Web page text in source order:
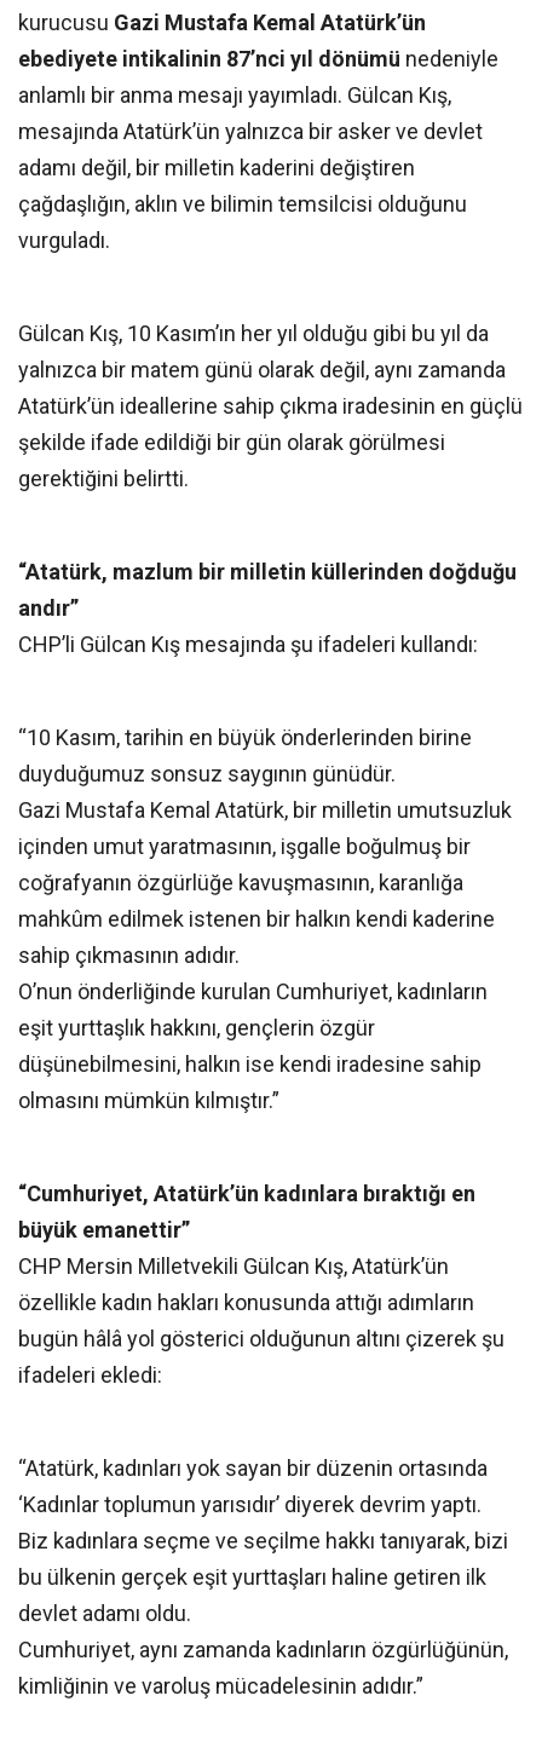
kurucusu Gazi Mustafa Kemal Atatürk’ün
ebediyete intikalinin 87’nci yıl dönümü nedeniyle
anlamlı bir anma mesajı yayımladı. Gülcan Kış,
mesajında Atatürk’ün yalnızca bir asker ve devlet
adamı değil, bir milletin kaderini değiştiren
çağdaşlığın, aklın ve bilimin temsilcisi olduğunu
vurguladı.
Gülcan Kış, 10 Kasım’ın her yıl olduğu gibi bu yıl da
yalnızca bir matem günü olarak değil, aynı zamanda
Atatürk’ün ideallerine sahip çıkma iradesinin en güçlü
şekilde ifade edildiği bir gün olarak görülmesi
gerektiğini belirtti.
“Atatürk, mazlum bir milletin küllerinden doğduğu
andır”
CHP’li Gülcan Kış mesajında şu ifadeleri kullandı:
“10 Kasım, tarihin en büyük önderlerinden birine
duyduğumuz sonsuz saygının günüdür.
Gazi Mustafa Kemal Atatürk, bir milletin umutsuzluk
içinden umut yaratmasının, işgalle boğulmuş bir
coğrafyanın özgürlüğe kavuşmasının, karanlığa
mahkûm edilmek istenen bir halkın kendi kaderine
sahip çıkmasının adıdır.
O’nun önderliğinde kurulan Cumhuriyet, kadınların
eşit yurttaşlık hakkını, gençlerin özgür
düşünebilmesini, halkın ise kendi iradesine sahip
olmasını mümkün kılmıştır.”
“Cumhuriyet, Atatürk’ün kadınlara bıraktığı en
büyük emanettir”
CHP Mersin Milletvekili Gülcan Kış, Atatürk’ün
özellikle kadın hakları konusunda attığı adımların
bugün hâlâ yol gösterici olduğunun altını çizerek şu
ifadeleri ekledi:
“Atatürk, kadınları yok sayan bir düzenin ortasında
‘Kadınlar toplumun yarısıdır’ diyerek devrim yaptı.
Biz kadınlara seçme ve seçilme hakkı tanıyarak, bizi
bu ülkenin gerçek eşit yurttaşları haline getiren ilk
devlet adamı oldu.
Cumhuriyet, aynı zamanda kadınların özgürlüğünün,
kimliğinin ve varoluş mücadelesinin adıdır.”